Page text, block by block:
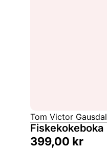
Tom Victor Gausdal
Fiskekokeboka
399,00 kr